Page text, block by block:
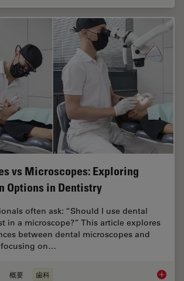
vs Microscopes: Exploring
Options in Dentistry
often ask: “Should I use dental
in a microscope?” This article explores
between dental microscopes and
on…
概要 歯科 Dental